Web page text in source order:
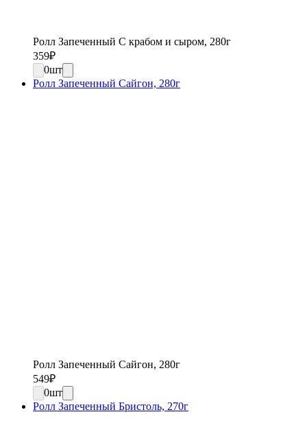
Ролл Запеченный С крабом и сыром, 280г
359₽
0шт
Ролл Запеченный Сайгон, 280г
Ролл Запеченный Сайгон, 280г
549₽
0шт
Ролл Запеченный Бристоль, 270г